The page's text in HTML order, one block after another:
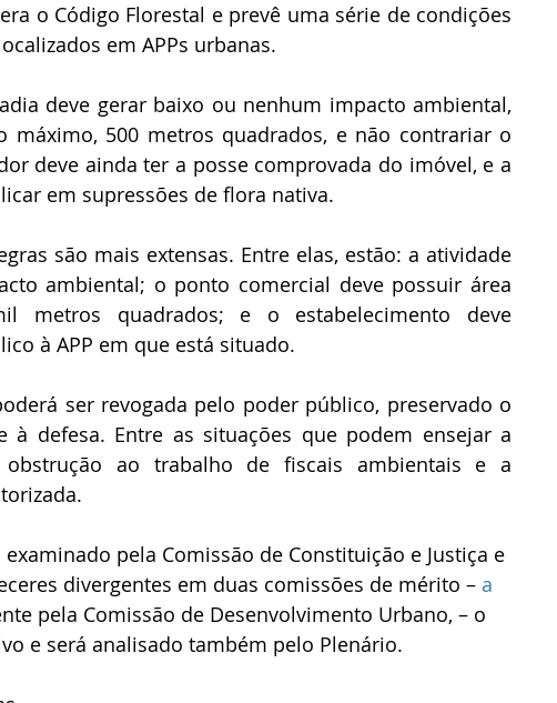
o Código Florestal e prevê uma série de condições
em APPs urbanas.
deve gerar baixo ou nenhum impacto ambiental,
máximo, 500 metros quadrados, e não contrariar o
deve ainda ter a posse comprovada do imóvel, e a
em supressões de flora nativa.
são mais extensas. Entre elas, estão: a atividade
ambiental; o ponto comercial deve possuir área
metros quadrados; e o estabelecimento deve
à APP em que está situado.
ser revogada pelo poder público, preservado o
defesa. Entre as situações que podem ensejar a
ao trabalho de fiscais ambientais e a
pela Comissão de Constituição e Justiça e
divergentes em duas comissões de mérito – a
pela Comissão de Desenvolvimento Urbano, – o
e será analisado também pelo Plenário.